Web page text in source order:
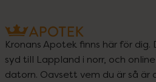
Kronans Apotek finns här för dig.
syd till Lappland i norr, och
datorn. Oavsett vem du är så